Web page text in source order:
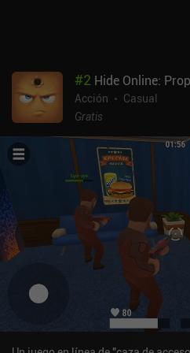
mucho derrotando a todos los
acabar en el primer y segundo puesto. Squad Busters se
mediante iAPs que nos permiten
duplicados más rápido, o acceder a
proporciona una ventaja de pagar
hasta ahora, he tenido una gran
Creo que funciona bien como
#2 Hide Online:
Acción
Casual
Gratis